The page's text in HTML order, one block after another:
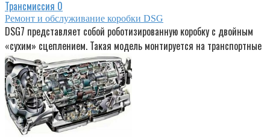
Трансмиссия 0
Ремонт и обслуживание коробки DSG
DSG7 представляет собой роботизированную коробку с двойным
«сухим» сцеплением. Такая модель монтируется на транспортные